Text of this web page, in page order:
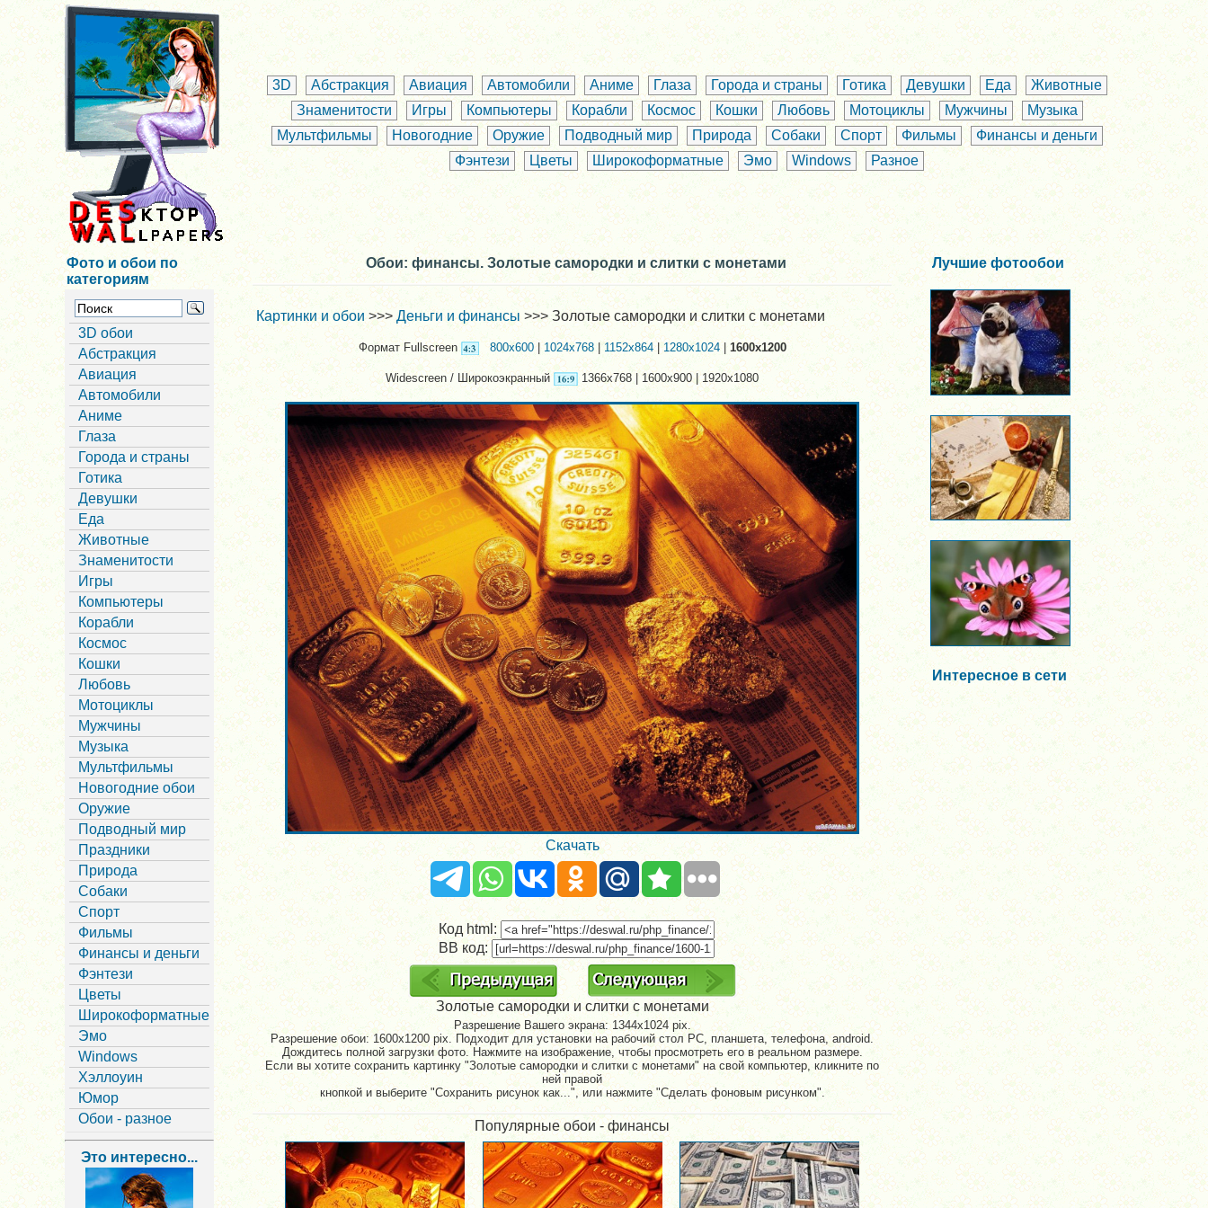
3D Абстракция Авиация Автомобили Аниме Глаза Города и страны Готика Девушки Еда
Животные
Знаменитости
Игры Компьютеры Корабли Космос Кошки Любовь Мотоциклы Мужчины
Музыка
Мультфильмы
Новогодние Оружие Подводный мир Природа Собаки Спорт Фильмы
Финансы и деньги
Фэнтези
Цветы Широкоформатные Эмо Windows Разное
Фото и обои по
категориям
3D обои
Абстракция
Авиация
Автомобили
Аниме
Глаза
Города и страны
Готика
Девушки
Еда
Животные
Знаменитости
Игры
Компьютеры
Корабли
Космос
Кошки
Любовь
Мотоциклы
Мужчины
Музыка
Мультфильмы
Новогодние обои
Оружие
Подводный мир
Праздники
Природа
Собаки
Спорт
Фильмы
Финансы и деньги
Фэнтези
Цветы
Широкоформатные
Эмо
Windows
Хэллоуин
Юмор
Обои - разное
Это интересно...
Обои: финансы. Золотые самородки и слитки с монетами
Картинки и обои>>>Деньги и финансы>>> Золотые самородки и слитки с монетами
Формат Fullscreen 800x600|1024x768| 1152x864|1280x1024| 1600x1200
Widescreen / Широкоэкранный 1366x768 | 1600x900 | 1920x1080
Скачать
Код html:
BB код:
Золотые самородки и слитки с монетами
Разрешение Вашего экрана:1344x1024 pix.
Разрешение обои: 1600x1200 pix. Подходит для установки на рабочий стол PC, планшета, телефона, android.
Дождитесь полной загрузки фото. Нажмите на изображение, чтобы просмотреть его в реальном размере.
Если вы хотите сохранить картинку "Золотые самородки и слитки с монетами" на свой компьютер, кликните по
ней правой
кнопкой и выберите "Сохранить рисунок как...", или нажмите "Сделать фоновым рисунком".
Популярные обои - финансы
Лучшие фотообои
Интересное в сети